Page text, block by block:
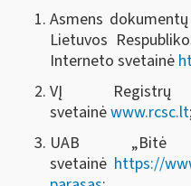
Asmens
Lietuvos
Interneto svetainė
VĮ Registrų
svetainėwww.rcsc.lt
UAB „Bitė
svetainė https://